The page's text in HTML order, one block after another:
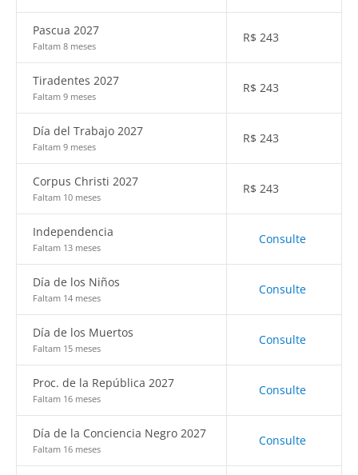
Pascua 2027
Faltam 8 meses
R$ 243
Tiradentes 2027
Faltam 9 meses
R$ 243
Día del Trabajo 2027
Faltam 9 meses
R$ 243
Corpus Christi 2027
Faltam 10 meses
R$ 243
Independencia
Faltam 13 meses
Consulte
Día de los Niños
Faltam 14 meses
Consulte
Día de los Muertos
Faltam 15 meses
Consulte
Proc. de la República 2027
Faltam 16 meses
Consulte
Día de la Conciencia Negro 2027
Faltam 16 meses
Consulte